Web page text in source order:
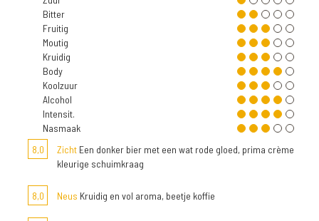
Bitter
Fruitig
Moutig
Kruidig
Body
Koolzuur
Alcohol
Intensit.
Nasmaak
8,0
Zicht Een donker bier met een wat rode gloed, prima crème
kleurige schuimkraag
8,0 Neus Kruidig en vol aroma, beetje koffie